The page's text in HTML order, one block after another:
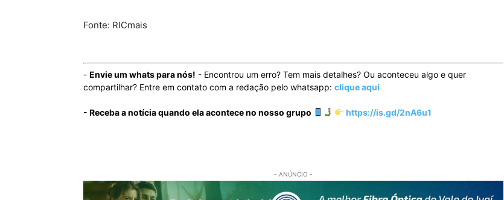
Fonte: RICmais
- Envie um whats para nós! - Encontrou um erro? Tem mais detalhes? Ou aconteceu algo e quer
compartilhar? Entre em contato com a redação pelo whatsapp: clique aqui
- Receba a notícia quando ela acontece no nosso grupo https://is.gd/2nA6u1
- ANÚNCIO -